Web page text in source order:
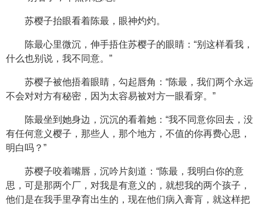
苏樱子抬眼看着陈最，眼神灼灼。
陈最心里微沉，伸手捂住苏樱子的眼睛：“别这样看我，
什么也别说，我不同意。”
苏樱子被他捂着眼睛，勾起唇角：“陈最，我们两个永远
不会对对方有秘密，因为太容易被对方一眼看穿。”
陈最坐到她身边，沉沉的看着她：“我不同意你回去，没
有任何意义樱子，那些人，那个地方，不值的你再费心思，
明白吗？”
苏樱子咬着嘴唇，沉吟片刻道：“陈最，我明白你的意
思，可是那两个厂，对我是有意义的，就想我的两个孩子，
他们是在我手里孕育出生的，现在他们病入膏肓，就这样把